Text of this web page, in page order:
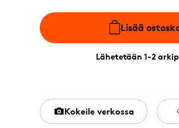
Lisää
Lähetetään 1-2
Kokeile verkossa